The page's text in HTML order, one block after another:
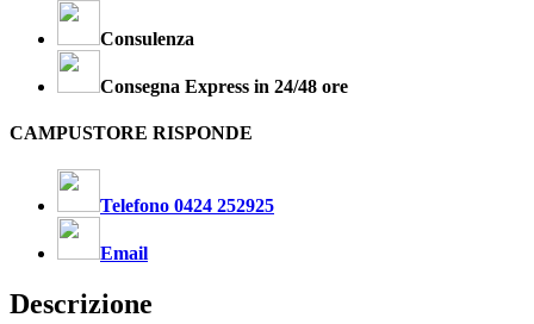
Consulenza
Consegna Express in 24/48 ore
CAMPUSTORE RISPONDE
Telefono 0424 252925
Email
Descrizione